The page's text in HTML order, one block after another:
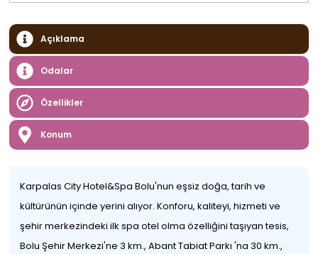
Açıklama
Odalar
Özellikler
Konum
Karpalas City Hotel&Spa Bolu'nun eşsiz doğa, tarih ve
kültürünün içinde yerini alıyor. Konforu, kaliteyi, hizmeti ve
şehir merkezindeki ilk spa otel olma özelliğini taşıyan tesis,
Bolu Şehir Merkezi'ne 3 km., Abant Tabiat Parkı 'na 30 km.,